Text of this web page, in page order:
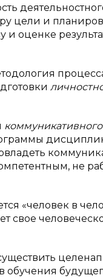
цели и
и оценке
не
«человек в
свое
обучения